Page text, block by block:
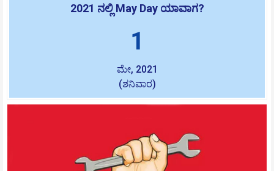
2021 ನಲ್ಲಿ May Day ಯಾವಾಗ?
1
ಮೇ, 2021
(ಶನಿವಾರ)